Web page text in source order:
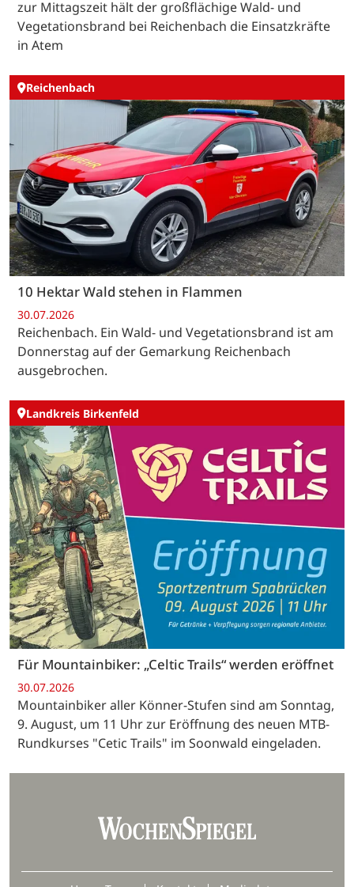
zur Mittagszeit hält der großflächige Wald- und
Vegetationsbrand bei Reichenbach die Einsatzkräfte
in Atem
Reichenbach
10 Hektar Wald stehen in Flammen
30.07.2026
Reichenbach. Ein Wald- und Vegetationsbrand ist am
Donnerstag auf der Gemarkung Reichenbach
ausgebrochen.
Landkreis Birkenfeld
Für Mountainbiker: „Celtic Trails“ werden eröffnet
30.07.2026
Mountainbiker aller Könner-Stufen sind am Sonntag,
9. August, um 11 Uhr zur Eröffnung des neuen MTB-
Rundkurses "Cetic Trails" im Soonwald eingeladen.